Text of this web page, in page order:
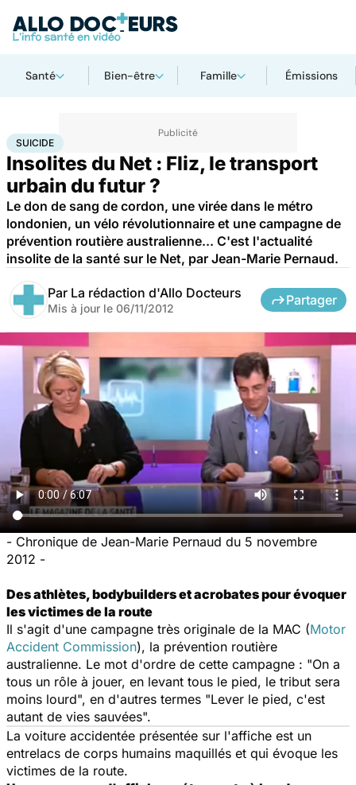
Santé Bien-être Famille Émissions
AccueilSanté
SUICIDE
Insolites du Net : Fliz, le transport
urbain du futur ?
Le don de sang de cordon, une virée dans le métro
londonien, un vélo révolutionnaire et une campagne de
prévention routière australienne... C'est l'actualité
insolite de la santé sur le Net, par Jean-Marie Pernaud.
Par La rédaction d'Allo Docteurs
Mis à jour le 06/11/2012
Partager
- Chronique de Jean-Marie Pernaud du 5 novembre
2012 -
Des athlètes,bodybuilderset acrobates pour évoquer
les victimes de la route
Il s'agit d'une campagne très originale de la MAC (Motor
Accident Commission), la prévention routière
australienne. Le mot d'ordre de cette campagne : "On a
tous un rôle à jouer, en levant tous le pied, le tribut sera
moins lourd", en d'autres termes "Lever le pied, c'est
autant de vies sauvées".
La voiture accidentée présentée sur l'affiche est un
entrelacs de corps humains maquillés et qui évoque les
victimes de la route.